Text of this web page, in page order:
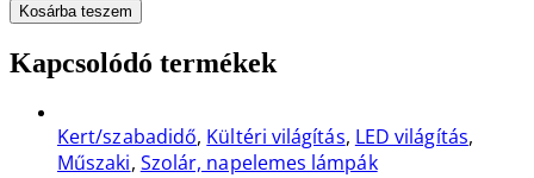
Kosárba teszem
Kapcsolódó termékek
Kert/szabadidő, Kültéri világítás, LED világítás,
Műszaki, Szolár, napelemes lámpák